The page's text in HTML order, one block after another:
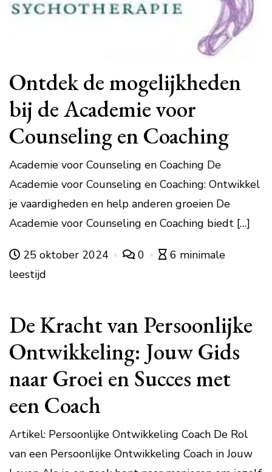
Ontdek de mogelijkheden
bij de Academie voor
Counseling en Coaching
Academie voor Counseling en Coaching De
Academie voor Counseling en Coaching: Ontwikkel
je vaardigheden en help anderen groeien De
Academie voor Counseling en Coaching biedt […]
25 oktober 2024 0
6 minimale
leestijd
De Kracht van Persoonlijke
Ontwikkeling: Jouw Gids
naar Groei en Succes met
een Coach
Artikel: Persoonlijke Ontwikkeling Coach De Rol
van een Persoonlijke Ontwikkeling Coach in Jouw